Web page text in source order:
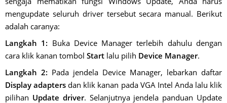
mengupdate seluruh driver tersebut secara manual. Berikut
adalah caranya:
Langkah 1: Buka Device Manager terlebih dahulu dengan
cara klik kanan tombol Start lalu pilih Device Manager.
Langkah 2: Pada jendela Device Manager, lebarkan daftar
Display adapters dan klik kanan pada VGA Intel Anda lalu klik
pilihan Update driver. Selanjutnya jendela panduan Update